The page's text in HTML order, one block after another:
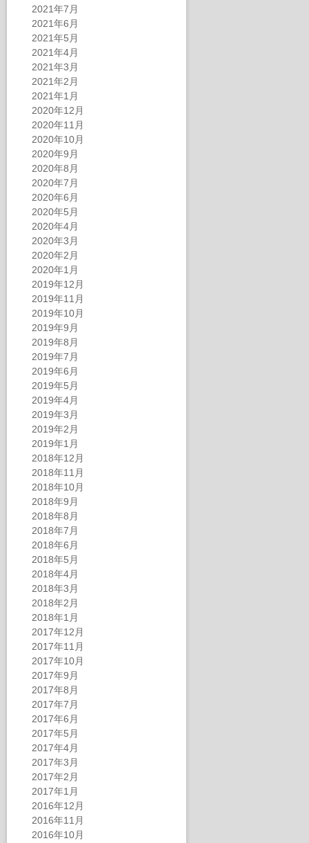
2021年7月
2021年6月
2021年5月
2021年4月
2021年3月
2021年2月
2021年1月
2020年12月
2020年11月
2020年10月
2020年9月
2020年8月
2020年7月
2020年6月
2020年5月
2020年4月
2020年3月
2020年2月
2020年1月
2019年12月
2019年11月
2019年10月
2019年9月
2019年8月
2019年7月
2019年6月
2019年5月
2019年4月
2019年3月
2019年2月
2019年1月
2018年12月
2018年11月
2018年10月
2018年9月
2018年8月
2018年7月
2018年6月
2018年5月
2018年4月
2018年3月
2018年2月
2018年1月
2017年12月
2017年11月
2017年10月
2017年9月
2017年8月
2017年7月
2017年6月
2017年5月
2017年4月
2017年3月
2017年2月
2017年1月
2016年12月
2016年11月
2016年10月